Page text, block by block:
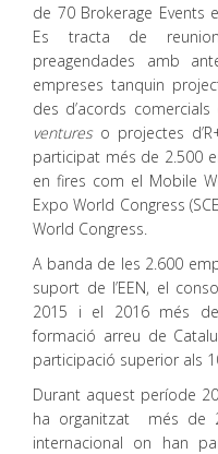
de 70 Brokerage Events
Es tracta de
preagendades amb
empreses tanquin
des d’acords
ventureso projectes
participat més de 2.500
en fires com el Mobile
Expo World Congress
World Congress.
A banda de les 2.600
suport de l’EEN, el
2015 i el 2016 més
formació arreu de
participació superior als
Durant aquest període
ha organitzat més de
internacional on han